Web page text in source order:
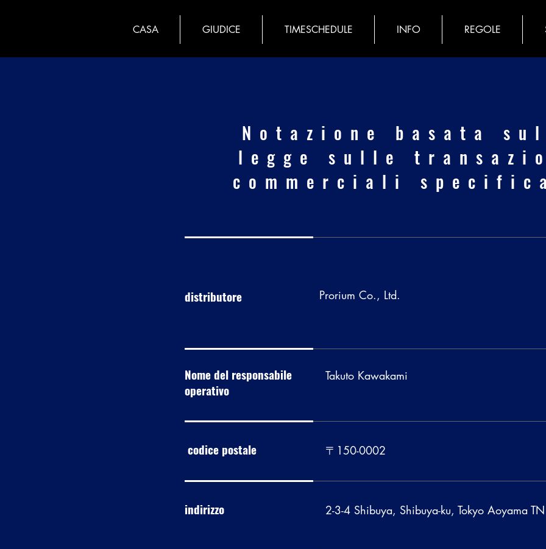
CASA GIUDICE TIMESCHEDULE INFO REGOLE
Notazione basata
legge sulle
commerciali
distributore Prorium Co., Ltd.
Nome del responsabile
operativo
Takuto Kawakami
codice postale 〒150-0002
indirizzo 2-3-4 Shibuya, Shibuya-ku, Tokyo Aoyama